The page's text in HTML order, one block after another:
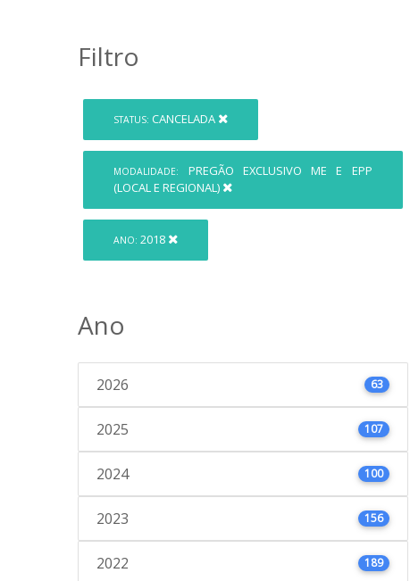
Filtro
STATUS: CANCELADA
MODALIDADE:
PREGÃO EXCLUSIVO ME E EPP
(LOCAL E REGIONAL)
ANO: 2018
Ano
2026 63
2025 107
2024 100
2023 156
2022 189